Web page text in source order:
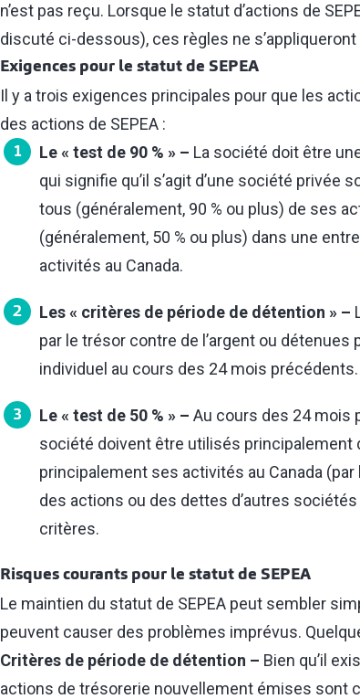
n’est pas reçu. Lorsque le statut d’actions de
discuté ci-dessous), ces règles ne s’appliqueront
Exigences pour le statut de SEPEA
Il y a trois exigences principales pour que les
des actions de SEPEA :
Le « test de 90 % » – La société doit être
qui signifie qu’il s’agit d’une société
tous (généralement, 90 % ou plus) de ses
(généralement, 50 % ou plus) dans une
activités au Canada.
Les « critères de période de détention » –
par le trésor contre de l’argent ou détenues
individuel au cours des 24 mois précédents.
Le « test de 50 % » – Au cours des 24 mois
société doivent être utilisés principalement
principalement ses activités au Canada
des actions ou des dettes d’autres
critères.
Risques courants pour le statut de SEPEA
Le maintien du statut de SEPEA peut sembler
peuvent causer des problèmes imprévus.
Critères de période de détention – Bien qu’il
actions de trésorerie nouvellement émises sont